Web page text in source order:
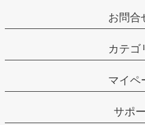
お問合
カテゴ
マイペ
サポ